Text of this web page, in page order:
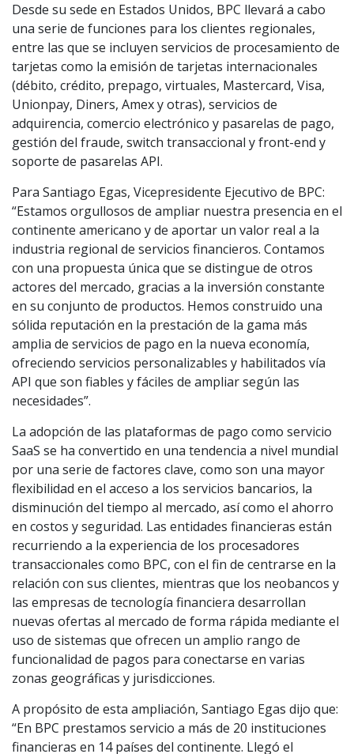
Desde su sede en Estados Unidos, BPC llevará a cabo
una serie de funciones para los clientes regionales,
entre las que se incluyen servicios de procesamiento de
tarjetas como la emisión de tarjetas internacionales
(débito, crédito, prepago, virtuales, Mastercard, Visa,
Unionpay, Diners, Amex y otras), servicios de
adquirencia, comercio electrónico y pasarelas de pago,
gestión del fraude, switch transaccional y front-end y
soporte de pasarelas API.
Para Santiago Egas, Vicepresidente Ejecutivo de BPC:
“Estamos orgullosos de ampliar nuestra presencia en el
continente americano y de aportar un valor real a la
industria regional de servicios financieros. Contamos
con una propuesta única que se distingue de otros
actores del mercado, gracias a la inversión constante
en su conjunto de productos. Hemos construido una
sólida reputación en la prestación de la gama más
amplia de servicios de pago en la nueva economía,
ofreciendo servicios personalizables y habilitados vía
API que son fiables y fáciles de ampliar según las
necesidades”.
La adopción de las plataformas de pago como servicio
SaaS se ha convertido en una tendencia a nivel mundial
por una serie de factores clave, como son una mayor
flexibilidad en el acceso a los servicios bancarios, la
disminución del tiempo al mercado, así como el ahorro
en costos y seguridad. Las entidades financieras están
recurriendo a la experiencia de los procesadores
transaccionales como BPC, con el fin de centrarse en la
relación con sus clientes, mientras que los neobancos y
las empresas de tecnología financiera desarrollan
nuevas ofertas al mercado de forma rápida mediante el
uso de sistemas que ofrecen un amplio rango de
funcionalidad de pagos para conectarse en varias
zonas geográficas y jurisdicciones.
A propósito de esta ampliación, Santiago Egas dijo que:
“En BPC prestamos servicio a más de 20 instituciones
financieras en 14 países del continente. Llegó el